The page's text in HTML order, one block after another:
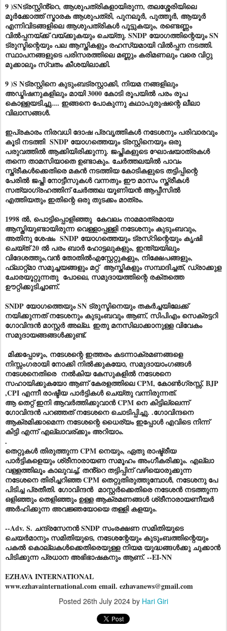
9 )SNട്രസ്റ്റിൻ്റെ, ആശുപത്രികളായിരുന്ന, തലശ്ശേരിയിലെ
മൂർക്കോത്ത് സ്മാരക ആശുപത്രി, പുനലൂർ, പുത്തൂർ, ആയൂർ
എന്നിവിടങ്ങളിലെ ആശുപത്രികൾ പൂട്ടുകയും, രണ്ടെണ്ണം
വിൽപ്പനയ്ക്ക് വയ്ക്കുകയും ചെയ്തു. SNDP യോഗത്തിന്റെയും SN
ട്രുസ്ടിന്റെയും പല ആസ്തികളും രഹസ്യമായി വിൽപ്പന നടത്തി.
സ്ഥാപനങ്ങളുടെ പരിസരത്തിലെ മണ്ണും കരിമണലും വരെ വിറ്റു
മുക്കാലും സ്വതം കീശയിലാക്കി.
9 )S Nട്രസ്റ്റിനെ കുടുംബട്രസ്റ്റാക്കി, നിയമ നങ്ങളിലും
അഡ്മിഷനുകളിലും മായി 3000 കോടി രൂപയിൽ പരം രൂപ
കൊള്ളയടിച്ചു.... ഇങ്ങനെ പോകുന്നു കഥാപുരുഷന്റെ ലീലാ
വിലാസങ്ങൾ.
ഇപ്രകാരം നിരവധി ദോഷ പ്രവൃത്തികൾ നടേശനും പരിവാരവും
കൂടി നടത്തി SNDP യോഗത്തെയും ട്രസ്റ്റിനെയും ഒരു
പരുവത്തിൽ ആക്കിയിരിക്കുന്നു. ജപ്തികളുടെ ഘോഷയാത്രകൾ
തന്നെ താമസിയാതെ ഉണ്ടാകും. ചേർത്തലയിൽ പാവം
സ്ത്രീകൾക്കെതിരെ മകൻ നടത്തിയ കോടികളുടെ തട്ടിപ്പിന്റെ
പേരിൽ ജപ്തി നോട്ടീസുകൾ വന്നതും ഈ മാസം സ്ത്രീകൾ
സത്യാഗ്രഹത്തിന് ചേർത്തല യൂണിയൻ ആപ്പീസിൽ
എത്തിയതും ഇതിന്റെ ഒരു തുടക്കം മാത്രം.
1998 ൽ, പൊട്ടിപ്പൊളിഞ്ഞു കേവലം നാമമാത്രമായ
ആസ്തിയുണ്ടായിരുന്ന വെള്ളാപ്പള്ളി നടേശനും കുടുംബവും,
അതിനു ശേഷം SNDP യോഗത്തെയും ട്രസ്റിന്റെയും കൃഷി
ചെയ്ത് 20 ൽ പരം ബാർ ഹോട്ടലുകളും, ഇന്ത്യയിലും
വിദേശത്തും,വൻ തോതിൽഎസ്റ്റേറ്റുകളും, നിക്ഷേപങ്ങളും,
ഫ്ലാറ്റ്മാ സമുച്ചയങ്ങളും മറ്റ് ആസ്തികളും സമ്പാദിച്ചത്, ഡ്രാക്കുള
ചോരയൂറ്റുന്നതു പോലെ, സമുദായത്തിന്റെ രക്തത്തെ
ഊറ്റിക്കുടിച്ചാണ്.
SNDP യോഗത്തെയും SN ട്രുസ്ടിനെയും തകർച്ചയിലേക്ക്
നയിക്കുന്നത് നടേശനും കുടുംബവും ആണ്, സിപിഎം സെക്രട്ടറി
ഗോവിന്ദൻ മാസ്റ്റർ അല്ല. ഇതു മനസിലാക്കാനുള്ള വിവേകം
സമുദായങ്ങങ്ങൾക്കുണ്ട്.
മിക്കപ്പോഴും, നടേശന്റെ ഇത്തരം കടന്നാക്രമണങ്ങളെ
നിസ്സംഗരായി നോക്കി നിൽക്കുകയോ, സമുദായാംഗങ്ങൾ
നടേശനെതിരെ നൽകിയ കേസുകളിൽ നടേശനെ
സഹായിക്കുകയോ ആണ് കേരളത്തിലെ CPM, കോൺഗ്രസ്സ്, BJP
,CPI എന്നീ രാഷ്ടീയ പാർട്ടികൾ ചെയ്തു വന്നിരുന്നത്.
ആ തെറ്റ് ഇനി ആവർത്തിക്കുവാൻ CPM നെ കിട്ടില്ലെന്ന്
ഗോവിന്ദൻ പറഞ്ഞത് നടേശനെ ചൊടിപ്പിച്ചു. .ഗോവിന്ദനെ
ആക്രമിക്കാമെന്ന നടേശന്റെ ധൈര്യം ഇപ്പോൾ എവിടെ നിന്ന്
കിട്ടി എന്ന് എല്ലാവര്ക്കും അറിയാം.
.
തെറ്റുകൾ തിരുത്തുന്ന CPM നെയും, ഏതു രാഷ്ട്രീയ
പാർട്ടികളെയും ശ്രീനാരായണ സമൂഹം അംഗീകരിക്കും. എല്ലാ
വള്ളത്തിലൂം കാലുവച്ച്, തൻ്റെ തട്ടിപ്പിന് വഴിയൊരുക്കുന്ന
നടേശനെ തിരിച്ചറിഞ്ഞ CPM തെറ്റുതിരുത്തുമ്പോൾ, നടേശനു പേ
പിടിച്ച പ്രതീതി. ഗോവിന്ദൻ മാസ്റ്റർക്കെതിരെ നടേശൻ നടത്തുന്ന
ഒളിഞ്ഞും തെളിഞ്ഞും ഉള്ള ആക്രമണങ്ങൾ ശ്രീനാരായണീയർ
അർഹിക്കുന്ന അവജ്ഞയോയെ തള്ളി കളയും.
--Adv. S. ചന്ദ്രസേനൻ SNDP സംരക്ഷണ സമിതിയുടെ
ചെയർമാനും സമിതിയുടെ, നടേശന്റേയും കുടുംബത്തിന്റെയും
പകൽ കൊല്ലകൾക്കെതിരെയുള്ള നിയമ യുദ്ധങ്ങൾക്കു ചുക്കാൻ
പിടിക്കുന്ന പ്രധാന അഭിഭാഷകനും ആണ്. --EI-NN
EZHAVA INTERNATIONAL
www.ezhavainternational.com email. ezhavanews@gmail.com
Posted 26th July 2024 by Hari Giri